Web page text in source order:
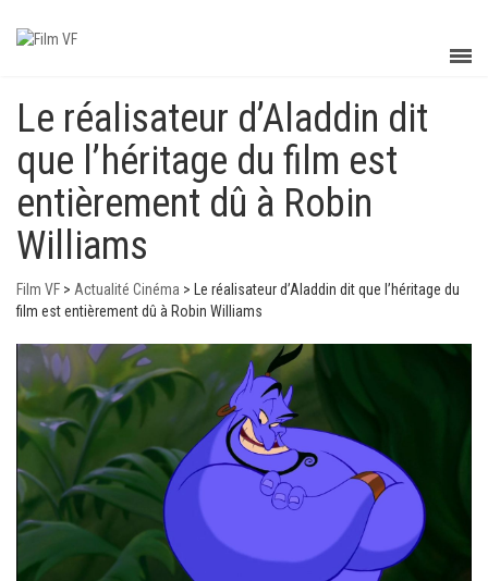
Le réalisateur d’Aladdin dit
que l’héritage du film est
entièrement dû à Robin
Williams
Film VF > Actualité Cinéma >
Le réalisateur d’Aladdin dit que l’héritage du
film est entièrement dû à Robin Williams